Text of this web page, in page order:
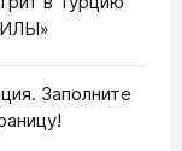
Заполните